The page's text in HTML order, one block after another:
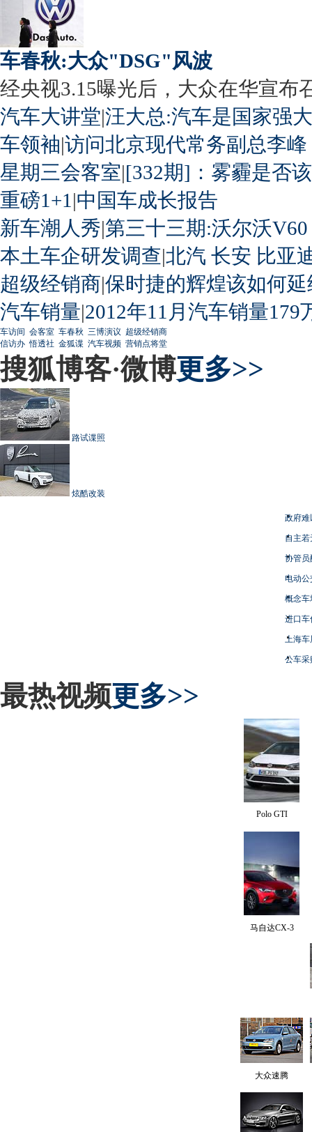
车春秋:大众"DSG"风波
经央视3.15曝光后，大众在华宣布
汽车大讲堂|汪大总:汽车是国家强
车领袖|访问北京现代常务副总李峰
星期三会客室|[332期]：雾霾是否
重磅1+1 |中国车成长报告
新车潮人秀|第三十三期:沃尔沃
本土车企研发调查|北汽 长安 比亚
超级经销商|保时捷的辉煌该如何延
汽车销量|2012年11月汽车销量179
车访间 会客室 车春秋 三博演议 超级经销商
信访办 悟透社 金狐谍 汽车视频 营销点将堂
搜狐博客·微博更多>>
路试谍照
炫酷改装
政府难
自主
协管员
电动
概念车
进口车
上海
公车采
最热视频更多>>
Polo GTI
马自达CX-3
大众速腾